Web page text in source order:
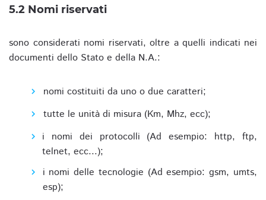
5.2 Nomi riservati
sono considerati nomi riservati, oltre a quelli indicati nei
documenti dello Stato e della N.A.:
nomi costituiti da uno o due caratteri;
tutte le unità di misura (Km, Mhz, ecc);
i nomi dei protocolli (Ad esempio: http, ftp,
telnet, ecc...);
i nomi delle tecnologie (Ad esempio: gsm, umts,
esp);